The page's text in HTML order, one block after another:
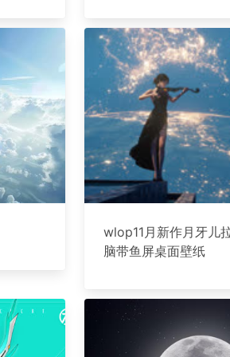
wlop11月新作月牙儿
脑带鱼屏桌面壁纸